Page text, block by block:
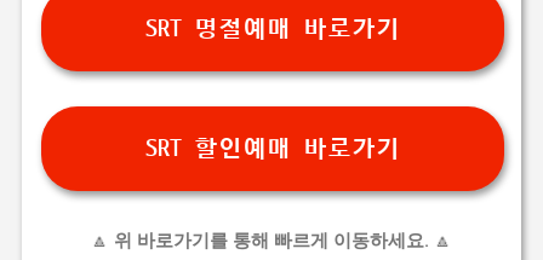
SRT 명절예매 바로가기
SRT 할인예매 바로가기
🔼 위 바로가기를 통해 빠르게 이동하세요. 🔼